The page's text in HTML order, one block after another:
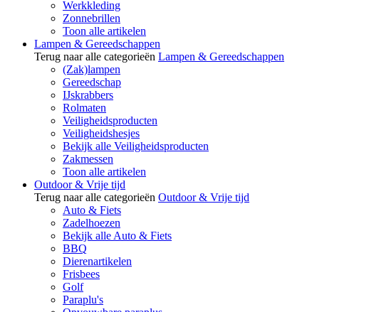
Werkkleding
Zonnebrillen
Toon alle artikelen
Lampen & Gereedschappen
Terug naar alle categorieën Lampen & Gereedschappen
(Zak)lampen
Gereedschap
IJskrabbers
Rolmaten
Veiligheidsproducten
Veiligheidshesjes
Bekijk alle Veiligheidsproducten
Zakmessen
Toon alle artikelen
Outdoor & Vrije tijd
Terug naar alle categorieën Outdoor & Vrije tijd
Auto & Fiets
Zadelhoezen
Bekijk alle Auto & Fiets
BBQ
Dierenartikelen
Frisbees
Golf
Paraplu's